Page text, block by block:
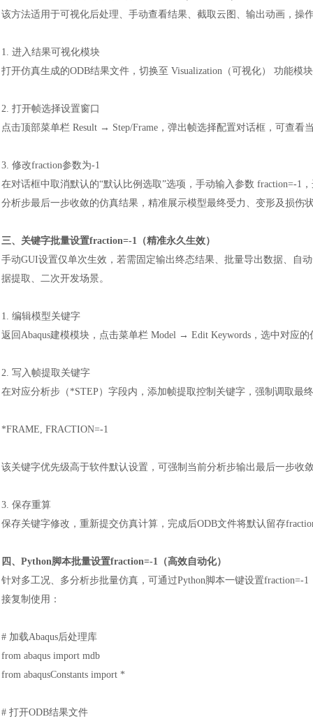
该方法适用于可视化后处理、手动查看结果、截取云图、输出动画，操
1. 进入结果可视化模块
打开仿真生成的ODB结果文件，切换至 Visualization（可视化） 功能模
2. 打开帧选择设置窗口
点击顶部菜单栏 Result → Step/Frame，弹出帧选择配置对话框，可查看
3. 修改fraction参数为-1
在对话框中取消默认的“默认比例选取”选项，手动输入参数 fraction=-1
分析步最后一步收敛的仿真结果，精准展示模型最终受力、变形及损伤
三、关键字批量设置fraction=-1（精准永久生效）
手动GUI设置仅单次生效，若需固定输出终态结果、批量导出数据、自
据提取、二次开发场景。
1. 编辑模型关键字
返回Abaqus建模模块，点击菜单栏 Model → Edit Keywords，选中对应
2. 写入帧提取关键字
在对应分析步（ *STEP）字段内，添加帧提取控制关键字，强制调取最
*FRAME, FRACTION=-1
该关键字优先级高于软件默认设置，可强制当前分析步输出最后一步收
3. 保存重算
保存关键字修改，重新提交仿真计算，完成后ODB文件将默认留存
四、 Python脚本批量设置fraction=-1（高效自动化）
针对多工况、多分析步批量仿真，可通过Python脚本一键设置fraction=-
接复制使用：
# 加载Abaqus后处理库
from abaqus import mdb
from abaqusConstants import *
# 打开ODB结果文件
汽车交通